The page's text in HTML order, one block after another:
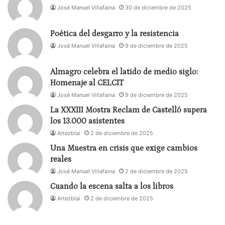
movimientos y un tono farfullado en sus voces
(unos actuaban con micrófono y otros no),
acusando registros interpretativos dispares, y la
palabra, demasiadas veces vociferada, fluía en un
perfecto desaliño oral (todos estaban necesitados
de un buen cursillo de declamación y expresión
corporal). Sólo salvo la espléndida actuación de un
monólogo -acompañado con genialidad por la
percusión dePakito «el Aspirina»)- deRocío
Madrid
, actriz que ya había participado en el Teatro
Romano como la diosaAfroditaen «
Helena» con su bien construida vía de transiciones
de la voz y de los gestos.
Luego, hubo algunos lucimientos personales -como
la canción que interpretóIdán Raichel
taconeo de
José Manuel Villafaina 30 de diciembre de 2025
Poética del desgarro y la resistencia
José Manuel Villafaina 9 de diciembre de 2025
Almagro celebra el latido de medio siglo:
Homenaje al CELCIT
José Manuel Villafaina 9 de diciembre de 2025
La XXXIII Mostra Reclam de Castelló supera
los 13.000 asistentes
Artezblai 2 de diciembre de 2025
Una Muestra en crisis que exige cambios
reales
José Manuel Villafaina 2 de diciembre de 2025
Cuando la escena salta a los libros
Artezblai 2 de diciembre de 2025